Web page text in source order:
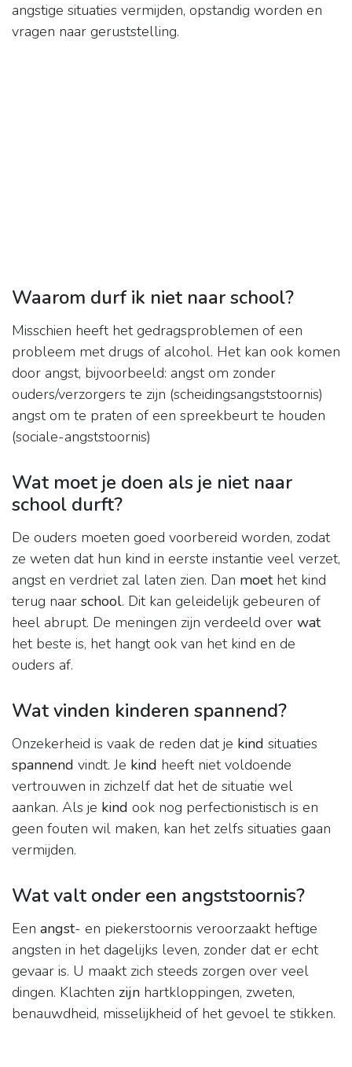
angstige situaties vermijden, opstandig worden en
vragen naar geruststelling.
Waarom durf ik niet naar school?
Misschien heeft het gedragsproblemen of een
probleem met drugs of alcohol. Het kan ook komen
door angst, bijvoorbeeld: angst om zonder
ouders/verzorgers te zijn (scheidingsangststoornis)
angst om te praten of een spreekbeurt te houden
(sociale-angststoornis)
Wat moet je doen als je niet naar
school durft?
De ouders moeten goed voorbereid worden, zodat
ze weten dat hun kind in eerste instantie veel verzet,
angst en verdriet zal laten zien. Dan moethet kind
terug naar school. Dit kan geleidelijk gebeuren of
heel abrupt. De meningen zijn verdeeld over wat
het beste is, het hangt ook van het kind en de
ouders af.
Wat vinden kinderen spannend?
Onzekerheid is vaak de reden dat je kind situaties
spannend vindt. Je kind heeft niet voldoende
vertrouwen in zichzelf dat het de situatie wel
aankan. Als je kind ook nog perfectionistisch is en
geen fouten wil maken, kan het zelfs situaties gaan
vermijden.
Wat valt onder een angststoornis?
Een angst- en piekerstoornis veroorzaakt heftige
angsten in het dagelijks leven, zonder dat er echt
gevaar is. U maakt zich steeds zorgen over veel
dingen. Klachten zijn hartkloppingen, zweten,
benauwdheid, misselijkheid of het gevoel te stikken.